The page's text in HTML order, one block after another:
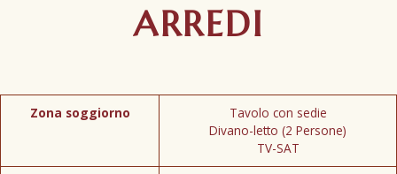
ARREDI
Zona soggiorno
Tavolo con sedie
Divano-letto (2 Persone)
TV-SAT